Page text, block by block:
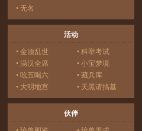
• 无名
活动
• 金顶乱世
• 科举考试
• 满汉全席
• 小宝梦境
• 吆五喝六
• 藏兵库
• 大明地宫
• 天黑请搞基
伙伴